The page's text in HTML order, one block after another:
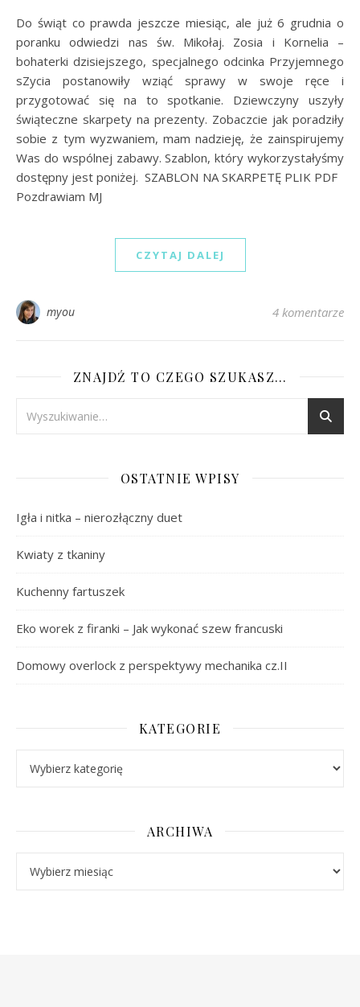
Do świąt co prawda jeszcze miesiąc, ale już 6 grudnia o
poranku odwiedzi nas św. Mikołaj. Zosia i Kornelia –
bohaterki dzisiejszego, specjalnego odcinka Przyjemnego
sZycia postanowiły wziąć sprawy w swoje ręce i
przygotować się na to spotkanie. Dziewczyny uszyły
świąteczne skarpety na prezenty. Zobaczcie jak poradziły
sobie z tym wyzwaniem, mam nadzieję, że zainspirujemy
Was do wspólnej zabawy. Szablon, który wykorzystałyśmy
dostępny jest poniżej. SZABLON NA SKARPETĘ PLIK PDF
Pozdrawiam MJ
CZYTAJ DALEJ
myou 4 komentarze
ZNAJDŹ TO CZEGO SZUKASZ…
OSTATNIE WPISY
Igła i nitka – nierozłączny duet
Kwiaty z tkaniny
Kuchenny fartuszek
Eko worek z firanki – Jak wykonać szew francuski
Domowy overlock z perspektywy mechanika cz.II
KATEGORIE
ARCHIWA